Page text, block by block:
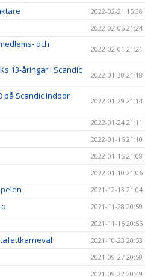
2022-02-21 15:38
2022-02-06 21:24
och
2022-02-01 21:21
13-åringar i Scandic
2022-01-30 21:18
på Scandic Indoor
2022-01-29 21:14
2022-01-24 21:11
2022-01-16 21:10
2022-01-15 21:08
2022-01-10 21:06
2021-12-13 21:04
2021-11-28 20:59
2021-11-16 20:56
2021-10-23 20:53
2021-09-27 20:50
2021-09-22 20:49